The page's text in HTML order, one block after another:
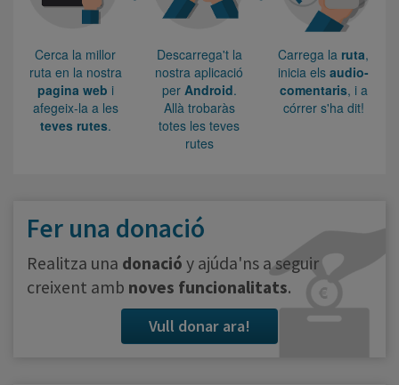
Cerca la millor
ruta en la nostra
pagina web i
afegeix-la a les
teves rutes.
Descarrega't la
nostra aplicació
per Android.
Allà trobaràs
totes les teves
rutes
Carrega la ruta,
inicia elsaudio-
comentaris, i a
córrer s'ha dit!
Fer una donació
Realitza una donació y ajúda'ns a seguir
creixent amb noves funcionalitats.
Vull donar ara!